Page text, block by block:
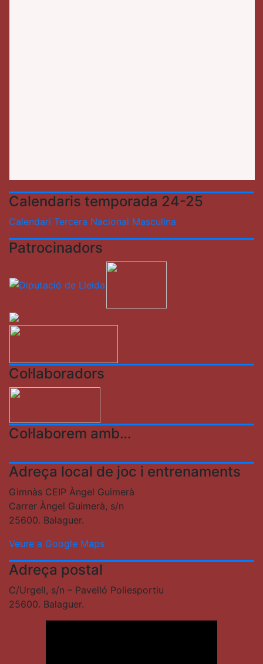
Calendaris temporada 24-25
Calendari Tercera Nacional Masculina
Patrocinadors
Col·laboradors
Col·laborem amb…
Adreça local de joc i entrenaments
Gimnàs CEIP Àngel Guimerà
Carrer Àngel Guimerà, s/n
25600. Balaguer.
Veure a Google Maps
Adreça postal
C/Urgell, s/n – Pavelló Poliesportiu
25600. Balaguer.